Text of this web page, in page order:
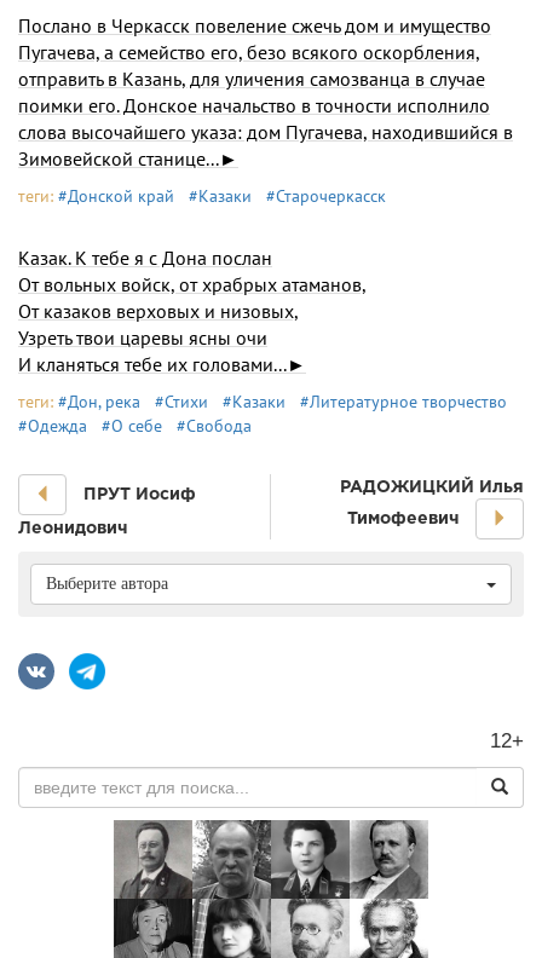
Послано в Черкасск повеление сжечь дом и имущество
Пугачева, а семейство его, безо всякого оскорбления,
отправить в Казань, для уличения самозванца в случае
поимки его. Донское начальство в точности исполнило
слова высочайшего указа: дом Пугачева, находившийся в
Зимовейской станице...►
теги: #Донской край #Казаки #Старочеркасск
Казак. К тебе я с Дона послан
От вольных войск, от храбрых атаманов,
От казаков верховых и низовых,
Узреть твои царевы ясны очи
И кланяться тебе их головами...►
теги: #Дон, река #Стихи #Казаки
#Литературное творчество
#Одежда
#О себе #Свобода
ПРУТ Иосиф
Леонидович
РАДОЖИЦКИЙ Илья
Тимофеевич
Выберите автора
12+